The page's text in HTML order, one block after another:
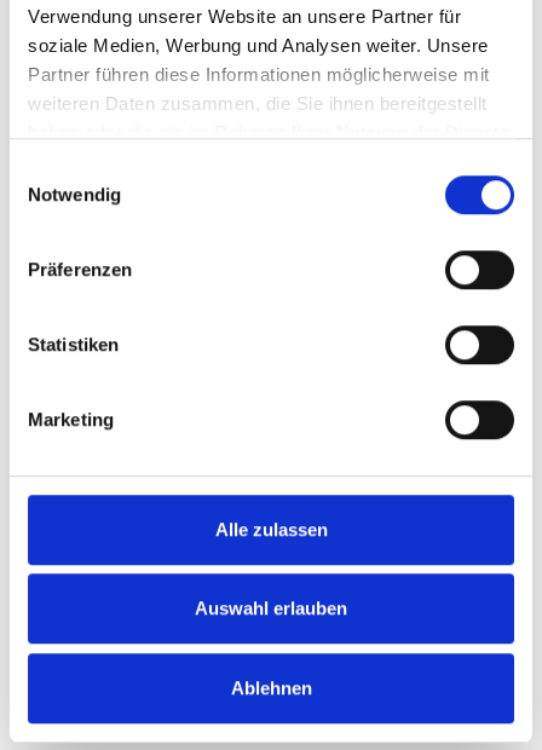
Verwendung unserer Website an unsere Partner für
soziale Medien, Werbung und Analysen weiter. Unsere
Partner führen diese Informationen möglicherweise mit
weiteren Daten zusammen, die Sie ihnen bereitgestellt
Notwendig
Präferenzen
Statistiken
Marketing
Alle zulassen
Auswahl erlauben
Ablehnen
2016
2016er Weingut Selbach
Sonnenuhr Riesling,
(23,33 € / 1 Liter)
17,50 €
Zeltinger Riesling
Kabinett trocken, Mosel
trocken, Mosel